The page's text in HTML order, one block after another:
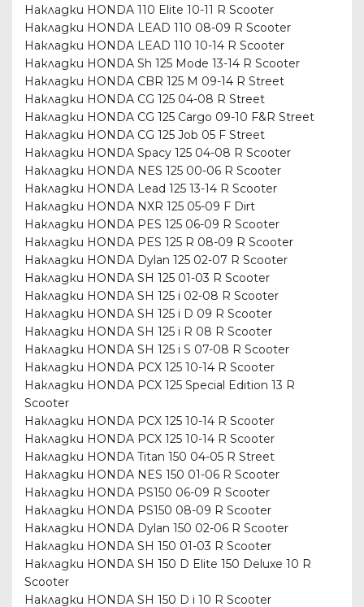
Накладки HONDA 110 Elite 10-11 R Scooter
Накладки HONDA LEAD 110 08-09 R Scooter
Накладки HONDA LEAD 110 10-14 R Scooter
Накладки HONDA Sh 125 Mode 13-14 R Scooter
Накладки HONDA CBR 125 M 09-14 R Street
Накладки HONDA CG 125 04-08 R Street
Накладки HONDA CG 125 Cargo 09-10 F&R Street
Накладки HONDA CG 125 Job 05 F Street
Накладки HONDA Spacy 125 04-08 R Scooter
Накладки HONDA NES 125 00-06 R Scooter
Накладки HONDA Lead 125 13-14 R Scooter
Накладки HONDA NXR 125 05-09 F Dirt
Накладки HONDA PES 125 06-09 R Scooter
Накладки HONDA PES 125 R 08-09 R Scooter
Накладки HONDA Dylan 125 02-07 R Scooter
Накладки HONDA SH 125 01-03 R Scooter
Накладки HONDA SH 125 i 02-08 R Scooter
Накладки HONDA SH 125 i D 09 R Scooter
Накладки HONDA SH 125 i R 08 R Scooter
Накладки HONDA SH 125 i S 07-08 R Scooter
Накладки HONDA PCX 125 10-14 R Scooter
Накладки HONDA PCX 125 Special Edition 13 R
Scooter
Накладки HONDA PCX 125 10-14 R Scooter
Накладки HONDA PCX 125 10-14 R Scooter
Накладки HONDA Titan 150 04-05 R Street
Накладки HONDA NES 150 01-06 R Scooter
Накладки HONDA PS150 06-09 R Scooter
Накладки HONDA PS150 08-09 R Scooter
Накладки HONDA Dylan 150 02-06 R Scooter
Накладки HONDA SH 150 01-03 R Scooter
Накладки HONDA SH 150 D Elite 150 Deluxe 10 R
Scooter
Накладки HONDA SH 150 D i 10 R Scooter